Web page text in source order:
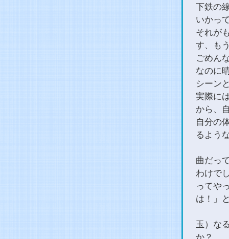
下鉄の
いかっ
それが
す、も
ごめん
なのに
シーン
実際に
から、
自分の
るよう
曲だっ
わけで
ってや
は！」
玉）な
か？